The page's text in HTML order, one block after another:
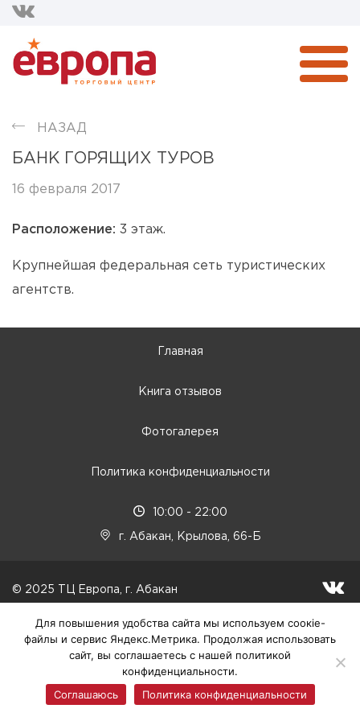
НАЗАД
БАНК ГОРЯЩИХ ТУРОВ
16 февраля 2017
Расположение: 3 этаж.
Крупнейшая федеральная сеть туристических
агентств.
Главная
Книга отзывов
Фотогалерея
Политика конфиденциальности
10:00 - 22:00
г. Абакан, Крылова, 66-Б
© 2025 ТЦ Европа, г. Абакан
Для повышения удобства сайта мы используем соокіе-
файлы и сервис Яндекс.Метрика. Продолжая использовать
сайт, вы соглашаетесь с нашей политикой
конфиденциальности.
Соглашаюсь
Политика конфиденциальности